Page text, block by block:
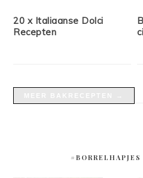
20 x Italiaanse Dolci
Recepten